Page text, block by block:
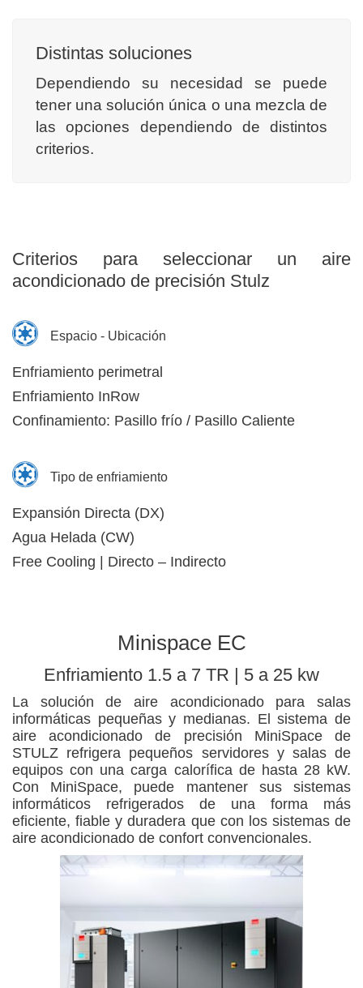
Distintas soluciones
Dependiendo su necesidad se puede
tener una solución única o una mezcla de
las opciones dependiendo de distintos
criterios.
Criterios para seleccionar un aire
acondicionado de precisión Stulz
Espacio - Ubicación
Enfriamiento perimetral
Enfriamiento InRow
Confinamiento: Pasillo frío / Pasillo Caliente
Tipo de enfriamiento
Expansión Directa (DX)
Agua Helada (CW)
Free Cooling | Directo – Indirecto
Minispace EC
Enfriamiento 1.5 a 7 TR | 5 a 25 kw
La solución de aire acondicionado para salas
informáticas pequeñas y medianas. El sistema de
aire acondicionado de precisión MiniSpace de
STULZ refrigera pequeños servidores y salas de
equipos con una carga calorífica de hasta 28 kW.
Con MiniSpace, puede mantener sus sistemas
informáticos refrigerados de una forma más
eficiente, fiable y duradera que con los sistemas de
aire acondicionado de confort convencionales.